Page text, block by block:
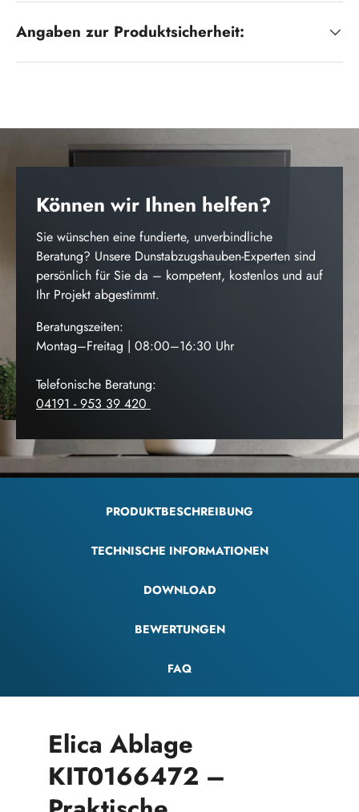
Angaben zur Produktsicherheit:
Können wir Ihnen helfen?
Sie wünschen eine fundierte, unverbindliche
Beratung? Unsere Dunstabzugshauben-Experten sind
persönlich für Sie da – kompetent, kostenlos und auf
Ihr Projekt abgestimmt.
Beratungszeiten:
Montag–Freitag | 08:00–16:30 Uhr
Telefonische Beratung:
04191 - 953 39 420
PRODUKTBESCHREIBUNG
TECHNISCHE INFORMATIONEN
DOWNLOAD
BEWERTUNGEN
FAQ
Elica Ablage
KIT0166472 –